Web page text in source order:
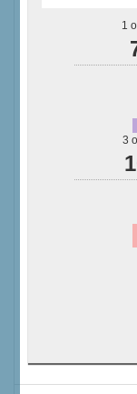
1
3